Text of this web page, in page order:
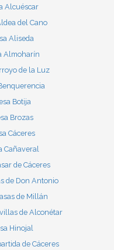
Alcuéscar
del Cano
Aliseda
Almoharín
de la Luz
Botija
Brozas
Cáceres
Cañaveral
de Cáceres
de Don Antonio
de Millán
de Alconétar
Hinojal
de Cáceres